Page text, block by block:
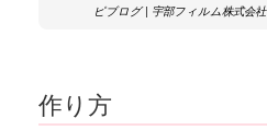
ピブログ | 宇部フィルム株式会社
作り方